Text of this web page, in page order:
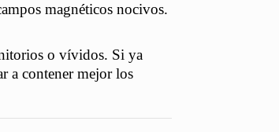
magnéticos nocivos.
o vívidos. Si ya
a contener mejor los